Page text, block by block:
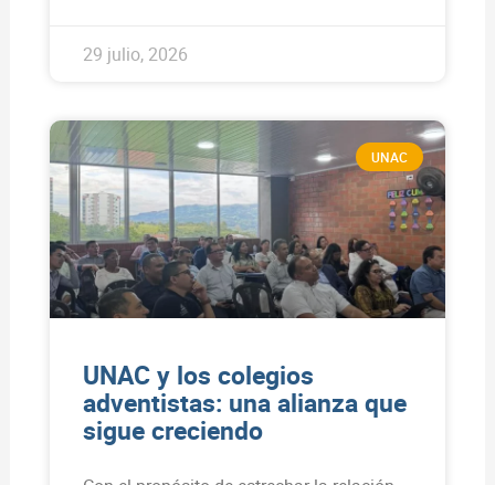
29 julio, 2026
UNAC
UNAC y los colegios
adventistas: una alianza que
sigue creciendo